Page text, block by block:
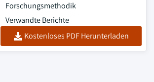
Forschungsmethodik
Verwandte Berichte
Kostenloses PDF Herunterladen